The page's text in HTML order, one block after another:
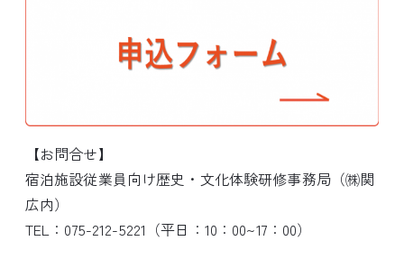
【お問合せ】
宿泊施設従業員向け歴史・文化体験研修事務局（㈱関
広内）
TEL：075-212-5221（平日：10：00~17：00）